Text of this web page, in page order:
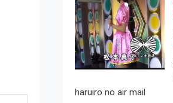
haruiro no air mail